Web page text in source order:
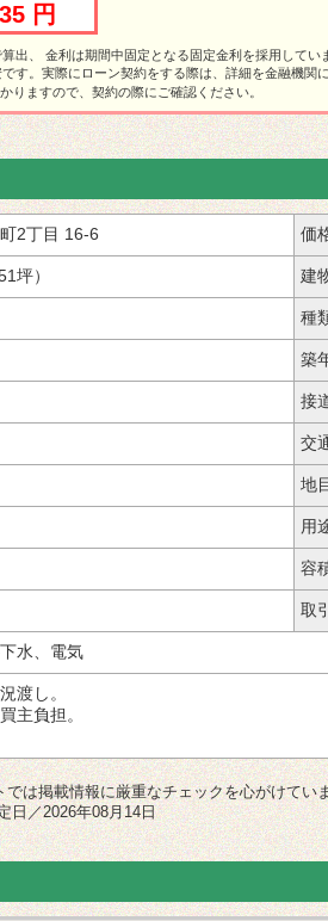
円
出、 金利は期間中固定となる固定金利を採用してい
す。実際にローン契約をする際は、詳細を金融機関に
ますので、契約の際にご確認ください。
2丁目 16-6 価
坪） 建
種
築
接
交
地
用
容
取
水、電気
渡し。
主負担。
は掲載情報に厳重なチェックを心がけて
日／2026年08月14日